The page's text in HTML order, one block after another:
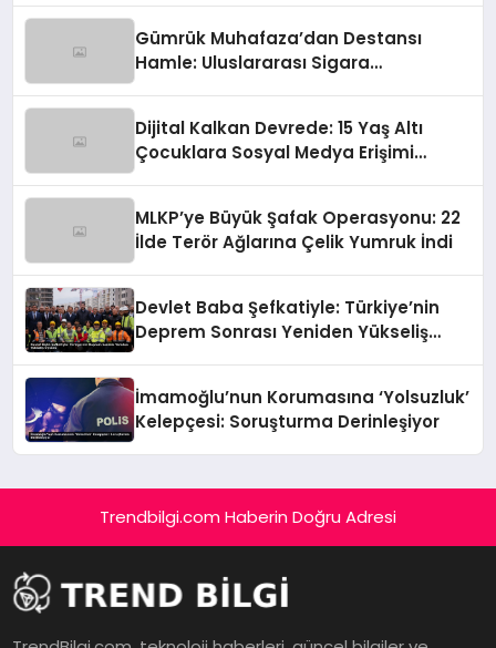
Gümrük Muhafaza’dan Destansı
Hamle: Uluslararası Sigara
Dijital Kalkan Devrede: 15 Yaş Altı
Çocuklara Sosyal Medya Erişimi
MLKP’ye Büyük Şafak Operasyonu: 22
İlde Terör Ağlarına Çelik Yumruk İndi
Devlet Baba Şefkatiyle: Türkiye’nin
Deprem Sonrası Yeniden Yükseliş
İmamoğlu’nun Korumasına ‘Yolsuzluk’
Kelepçesi: Soruşturma Derinleşiyor
Trendbilgi.com Haberin Doğru Adresi